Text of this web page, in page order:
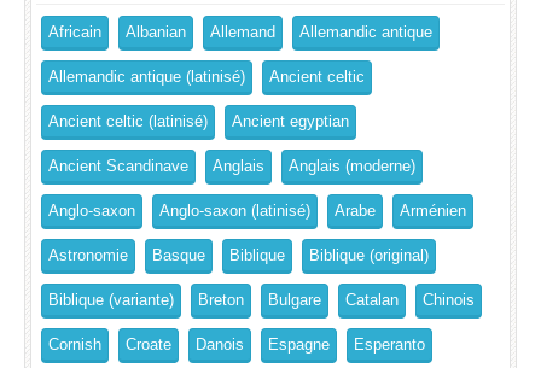
Africain Albanian Allemand Allemandic antique
Allemandic antique (latinisé) Ancient celtic
Ancient celtic (latinisé) Ancient egyptian
Ancient Scandinave Anglais Anglais (moderne)
Anglo-saxon Anglo-saxon (latinisé) Arabe Arménien
Astronomie Basque Biblique Biblique (original)
Biblique (variante) Breton Bulgare Catalan Chinois
Cornish Croate Danois Espagne Esperanto